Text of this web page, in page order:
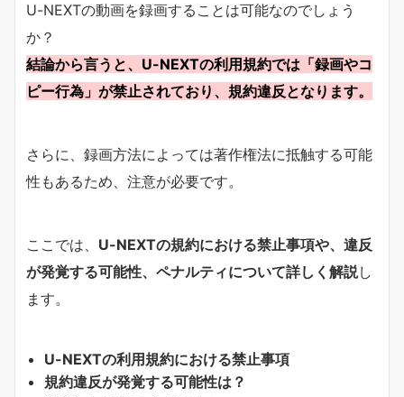
U-NEXTの動画を録画することは可能なのでしょう
か？
結論から言うと、U-NEXTの利用規約では「録画やコ
ピー行為」が禁止されており、規約違反となります。
さらに、録画方法によっては著作権法に抵触する可能
性もあるため、注意が必要です。
ここでは、 U-NEXTの規約における禁止事項や、違反
が発覚する可能性、ペナルティについて詳しく解説し
ます。
U-NEXTの利用規約における禁止事項
規約違反が発覚する可能性は？